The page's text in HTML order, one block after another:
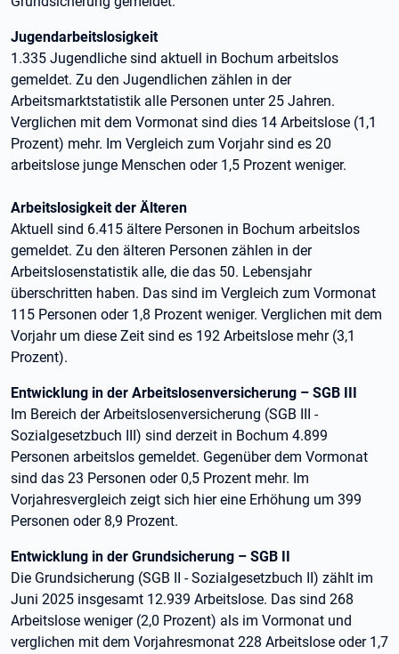
Jugendarbeitslosigkeit
1.335 Jugendliche sind aktuell in Bochum arbeitslos
gemeldet. Zu den Jugendlichen zählen in der
Arbeitsmarktstatistik alle Personen unter 25 Jahren.
Verglichen mit dem Vormonat sind dies 14 Arbeitslose (1,1
Prozent) mehr. Im Vergleich zum Vorjahr sind es 20
arbeitslose junge Menschen oder 1,5 Prozent weniger.
Arbeitslosigkeit der Älteren
Aktuell sind 6.415 ältere Personen in Bochum arbeitslos
gemeldet. Zu den älteren Personen zählen in der
Arbeitslosenstatistik alle, die das 50. Lebensjahr
überschritten haben. Das sind im Vergleich zum Vormonat
115 Personen oder 1,8 Prozent weniger. Verglichen mit dem
Vorjahr um diese Zeit sind es 192 Arbeitslose mehr (3,1
Prozent).
Entwicklung in der Arbeitslosenversicherung – SGB III
Im Bereich der Arbeitslosenversicherung (SGB III -
Sozialgesetzbuch III) sind derzeit in Bochum 4.899
Personen arbeitslos gemeldet. Gegenüber dem Vormonat
sind das 23 Personen oder 0,5 Prozent mehr. Im
Vorjahresvergleich zeigt sich hier eine Erhöhung um 399
Personen oder 8,9 Prozent.
Entwicklung in der Grundsicherung – SGB II
Die Grundsicherung (SGB II - Sozialgesetzbuch II) zählt im
Juni 2025 insgesamt 12.939 Arbeitslose. Das sind 268
Arbeitslose weniger (2,0 Prozent) als im Vormonat und
verglichen mit dem Vorjahresmonat 228 Arbeitslose oder 1,7